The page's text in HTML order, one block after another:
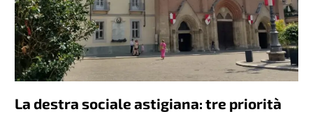
La destra sociale astigiana: tre priorità